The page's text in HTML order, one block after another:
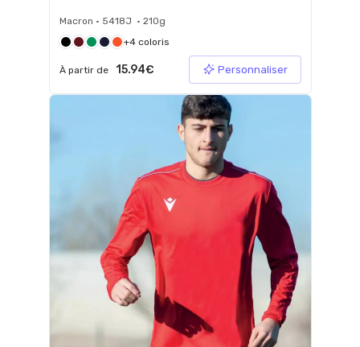
Macron • 5418J • 210g
+4 coloris
À partir de 15.94€ Personnaliser